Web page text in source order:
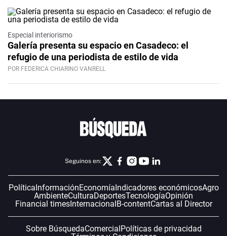
Especial interiorismo
Galería presenta su espacio en Casadeco: el
refugio de una periodista de estilo de vida
POR FEDERICA CHIARINO VANRELL
Seguinos en:
PolíticaInformaciónEconomíaIndicadores económicosAgro
AmbienteCulturaDeportesTecnologíaOpinión
Financial timesInternacionalB-contentCartas al Director
Sobre BúsquedaComercialPolíticas de privacidad